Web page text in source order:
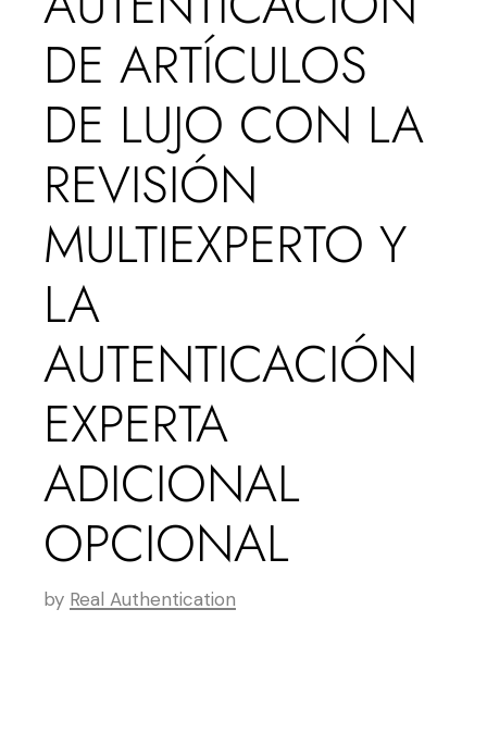
DE ARTÍCULOS
DE LUJO CON LA
REVISIÓN
MULTIEXPERTO Y
LA
AUTENTICACIÓN
EXPERTA
ADICIONAL
OPCIONAL
by Real Authentication